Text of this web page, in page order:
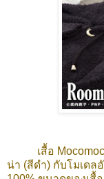
เสื้อ
น่า (สีดำ) กับโมเดล